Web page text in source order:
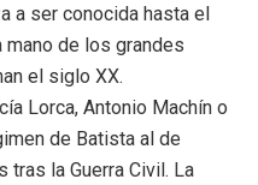
a ser conocida hasta el
de los grandes
el siglo XX.
Lorca, Antonio Machín o
de Batista al de
la Guerra Civil. La